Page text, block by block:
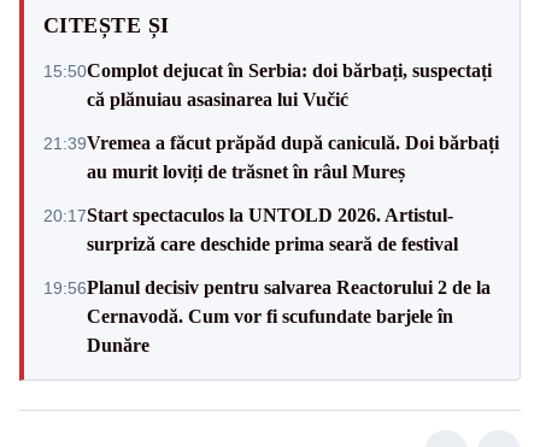
CITEȘTE ȘI
15:50Complot dejucat în Serbia: doi bărbați, suspectați
că plănuiau asasinarea lui Vučić
21:39Vremea a făcut prăpăd după caniculă. Doi bărbați
au murit loviți de trăsnet în râul Mureș
20:17Start spectaculos la UNTOLD 2026. Artistul-
surpriză care deschide prima seară de festival
19:56Planul decisiv pentru salvarea Reactorului 2 de la
Cernavodă. Cum vor fi scufundate barjele în
Dunăre